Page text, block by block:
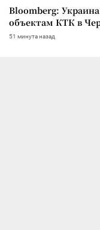
Bloomberg:
объектам КТК в
51 минута назад